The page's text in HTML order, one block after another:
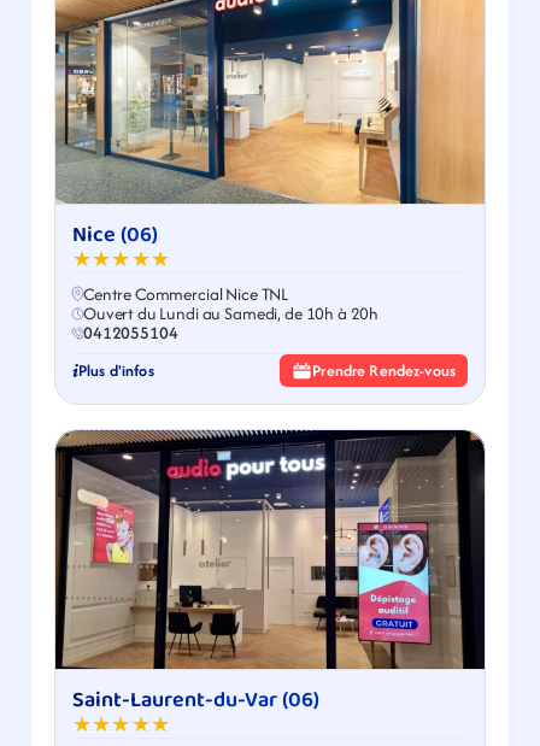
Nice (06)
★★★★★
Centre Commercial Nice TNL
Ouvert du Lundi au Samedi, de 10h à 20h
0412055104
Plus d'infos Prendre Rendez-vous
Saint-Laurent-du-Var (06)
★★★★★